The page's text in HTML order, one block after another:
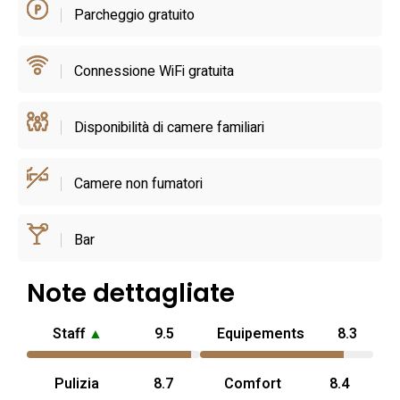
e coste sabbiose restano raggiungibili in auto, rendendo la
di tranquillità rurale tra uliveti e frutteti, con la possibilità di
di spazi esterni privati, spesso apprezzati anche da chi
viaggia con animali domestici.
Parcheggio gratuito
Connessione WiFi gratuita
Disponibilità di camere familiari
Camere non fumatori
Bar
Note dettagliate
Staff ▲ 9.5 Equipements 8.3
Pulizia 8.7 Comfort 8.4